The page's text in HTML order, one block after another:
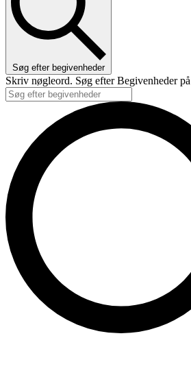
Søg efter begivenheder
Skriv nøgleord. Søg efter Begivenheder